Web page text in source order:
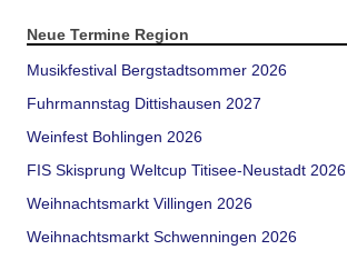
Neue Termine Region
Musikfestival Bergstadtsommer 2026
Fuhrmannstag Dittishausen 2027
Weinfest Bohlingen 2026
FIS Skisprung Weltcup Titisee-Neustadt 2026
Weihnachtsmarkt Villingen 2026
Weihnachtsmarkt Schwenningen 2026